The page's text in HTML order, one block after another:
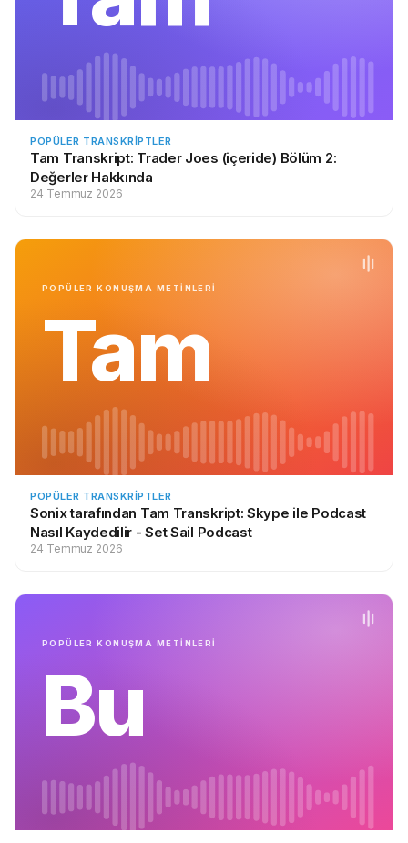
POPÜLER TRANSKRIPTLER
Tam Transkript: Trader Joes (içeride) Bölüm 2:
Değerler Hakkında
24 Temmuz 2026
POPÜLER KONUŞMA METİNLERİ
Tam
POPÜLER TRANSKRIPTLER
Sonix tarafından Tam Transkript: Skype ile Podcast
Nasıl Kaydedilir - Set Sail Podcast
24 Temmuz 2026
POPÜLER KONUŞMA METİNLERİ
Bu